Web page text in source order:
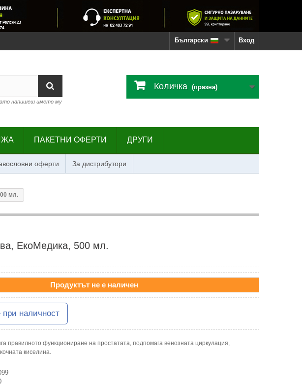
Вход
Български
напишеш името му
Количка (празна)
ПАКЕТНИ ОФЕРТИ ДРУГИ
оферти За дистрибутори
мл.
ЕкоМедика, 500 мл.
Продуктът не е наличен
наличност
правилното функциониране на простатата, подпомага венозната циркулация,
киселина.